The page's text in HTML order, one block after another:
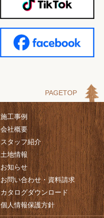
PAGETOP
施工事例
会社概要
スタッフ紹介
土地情報
お知らせ
お問い合わせ・資料請求
カタログダウンロード
個人情報保護方針